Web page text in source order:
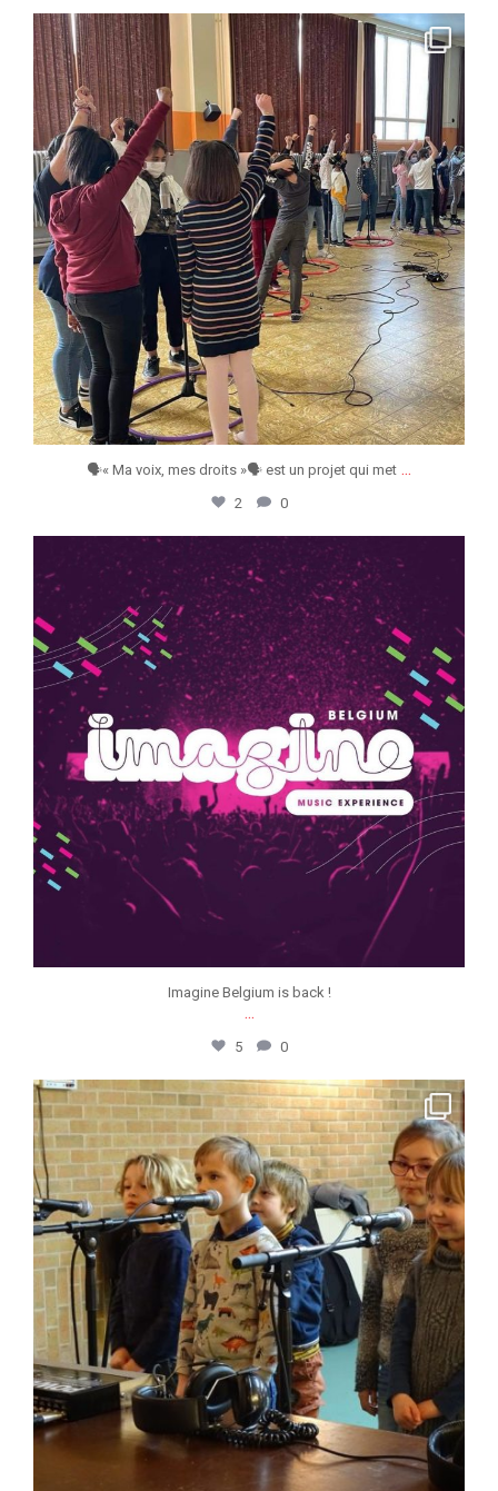
jeunessesmusicaleswapi
Mar 25
🗣« Ma voix, mes droits »🗣 est un projet qui met ...
2 0
jeunessesmusicaleswapi
Mar 15
Imagine Belgium is back !
...
5 0
jeunessesmusicaleswapi
Mar 11